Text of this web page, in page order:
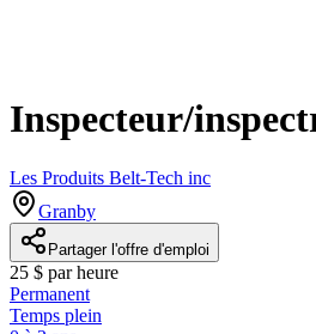
Inspecteur/
Les Produits Belt-Tech inc
Granby
Partager l'offre d'emploi
25 $ par heure
Permanent
Temps plein